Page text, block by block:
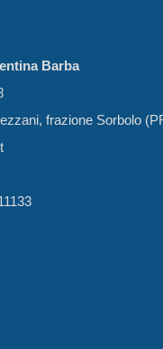
Barba
frazione Sorbolo